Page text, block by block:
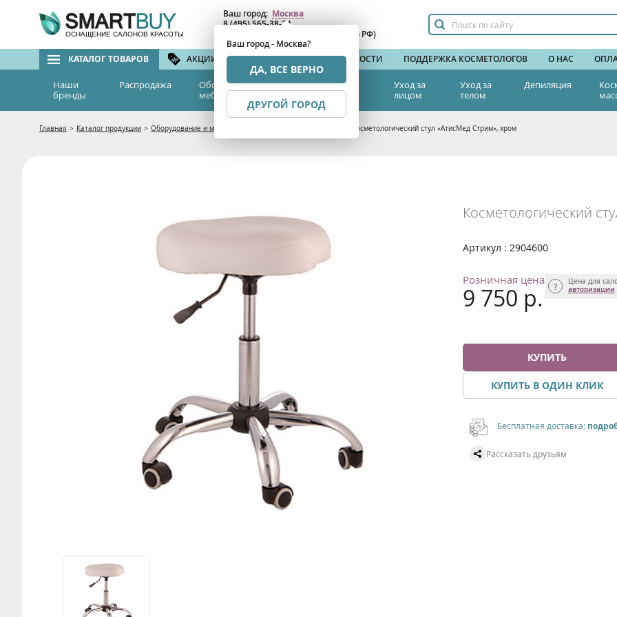
ОСНАЩЕНИЕ САЛОНОВ КРАСОТЫ
Ваш город: Москва
Ваш город - Москва?
ДА, ВСЕ ВЕРНО
ДРУГОЙ ГОРОД
8 (495) 565-38-74
(бесплатный по РФ)
КАТАЛОГ ТОВАРОВ АКЦИИ И СКИДКИ БРЕНДЫ НОВОСТИ ПОДДЕРЖКА КОСМЕТОЛОГОВ О НАС
Наши
бренды
Распродажа
Оборудование и
мебель
Эстетическая
медицина
Уход за
лицом
Уход за
телом
Депиляция
Главная > Каталог продукции > Оборудование и мебель Косметологический стул «АтисМед Стрим», хром
Косметологический
Артикул : 2904600
Розничная цена
9 750 р.
Цена для
авторизации
КУПИТЬ
КУПИТЬ В ОДИН КЛИК
Бесплатная доставка:
Рассказать друзьям